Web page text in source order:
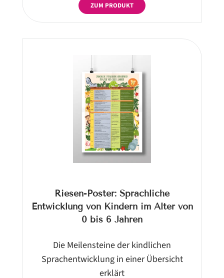
ZUM PRODUKT
Riesen-Poster: Sprachliche
Entwicklung von Kindern im Alter von
0 bis 6 Jahren
Die Meilensteine der kindlichen
Sprachentwicklung in einer Übersicht
erklärt